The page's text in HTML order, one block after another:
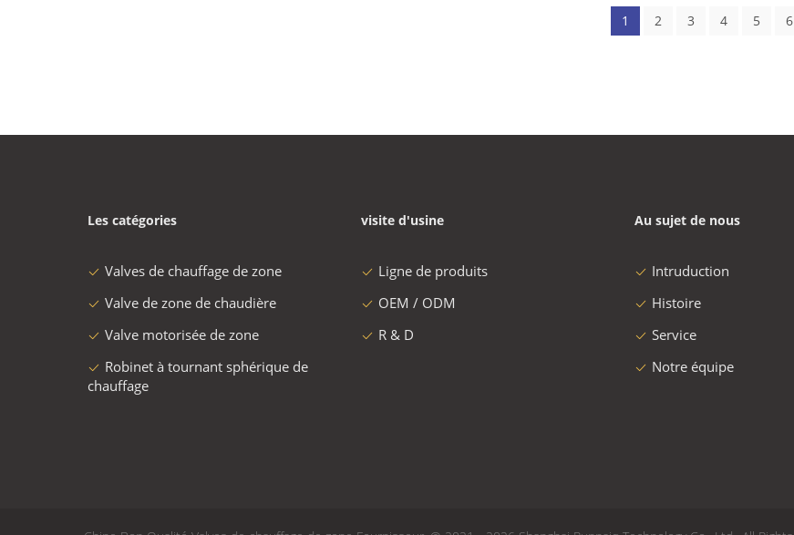
1 2 3 4 5 6
Les catégories
Valves de chauffage de zone
Valve de zone de chaudière
Valve motorisée de zone
Robinet à tournant sphérique de
chauffage
visite d'usine
Ligne de produits
OEM / ODM
R & D
Au sujet de nous
Intruduction
Histoire
Service
Notre équipe